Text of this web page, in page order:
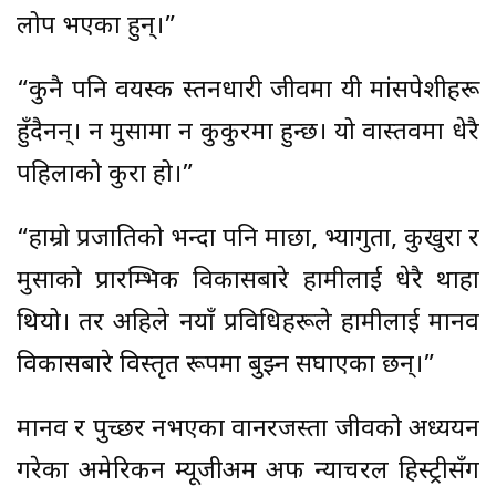
लोप भएका हुन्।”
“कुनै पनि वयस्क स्तनधारी जीवमा यी मांसपेशीहरू
हुँदैनन्। न मुसामा न कुकुरमा हुन्छ। यो वास्तवमा धेरै
पहिलाको कुरा हो।”
“हाम्रो प्रजातिको भन्दा पनि माछा, भ्यागुता, कुखुरा र
मुसाको प्रारम्भिक विकासबारे हामीलाई धेरै थाहा
थियो। तर अहिले नयाँ प्रविधिहरूले हामीलाई मानव
विकासबारे विस्तृत रूपमा बुझ्न सघाएका छन्।”
मानव र पुच्छर नभएका वानरजस्ता जीवको अध्ययन
गरेका अमेरिकन म्यूजीअम अफ न्याचरल हिस्ट्रीसँग